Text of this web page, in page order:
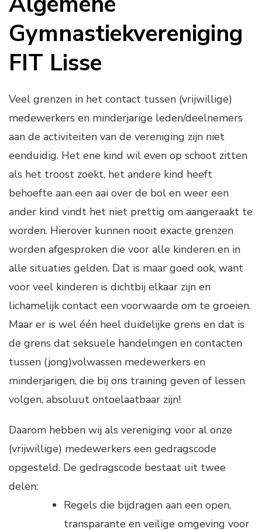
Gymnastiekvereniging
FIT Lisse
Veel grenzen in het contact tussen (vrijwillige)
medewerkers en minderjarige leden/deelnemers
aan de activiteiten van de vereniging zijn niet
eenduidig. Het ene kind wil even op schoot zitten
als het troost zoekt, het andere kind heeft
behoefte aan een aai over de bol en weer een
ander kind vindt het niet prettig om aangeraakt te
worden. Hierover kunnen nooit exacte grenzen
worden afgesproken die voor alle kinderen en in
alle situaties gelden. Dat is maar goed ook, want
voor veel kinderen is dichtbij elkaar zijn en
lichamelijk contact een voorwaarde om te groeien.
Maar er is wel één heel duidelijke grens en dat is
de grens dat seksuele handelingen en contacten
tussen (jong)volwassen medewerkers en
minderjarigen, die bij ons training geven of lessen
volgen, absoluut ontoelaatbaar zijn!
Daarom hebben wij als vereniging voor al onze
(vrijwillige) medewerkers een gedragscode
opgesteld. De gedragscode bestaat uit twee
delen:
Regels die bijdragen aan een open,
transparante en veilige omgeving voor